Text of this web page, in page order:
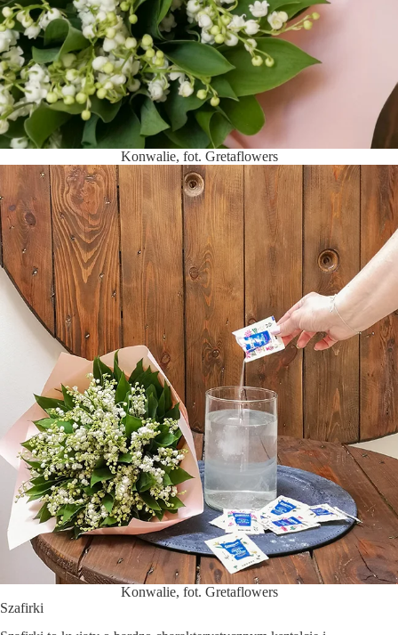
Konwalie, fot. Gretaflowers
Konwalie, fot. Gretaflowers
Szafirki